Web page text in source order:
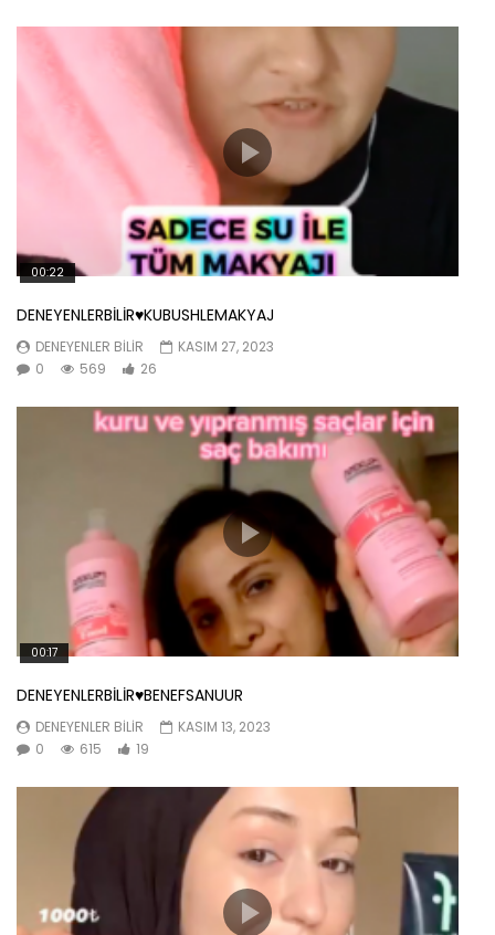
00:22
DENEYENLERBİLİR♥️KUBUSHLEMAKYAJ
DENEYENLER BILIR
KASIM 27, 2023
0
569 26
00:17
DENEYENLERBİLİR♥️BENEFSANUUR
DENEYENLER BILIR
KASIM 13, 2023
0
615 19